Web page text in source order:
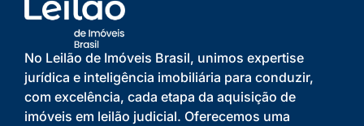
No Leilão de Imóveis Brasil, unimos expertise
jurídica e inteligência imobiliária para conduzir,
com excelência, cada etapa da aquisição de
imóveis em leilão judicial. Oferecemos uma